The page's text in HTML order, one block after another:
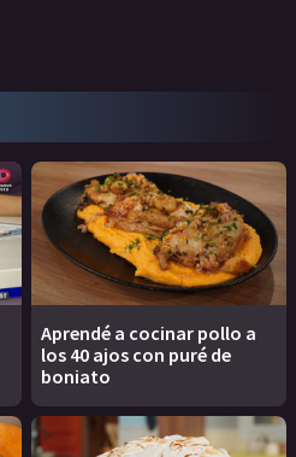
Aprendé a cocinar pollo a
los 40 ajos con puré de
boniato